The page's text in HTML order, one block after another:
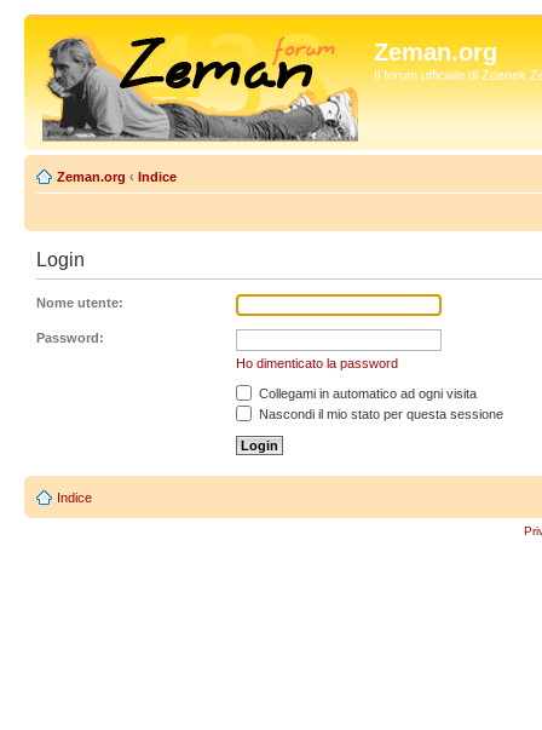
Zeman.org
Il forum ufficiale di Zdenek
Zeman.org ‹ Indice
Login
Nome utente:
Password:
Ho dimenticato la password
Collegami in automatico ad ogni visita
Nascondi il mio stato per questa sessione
Indice